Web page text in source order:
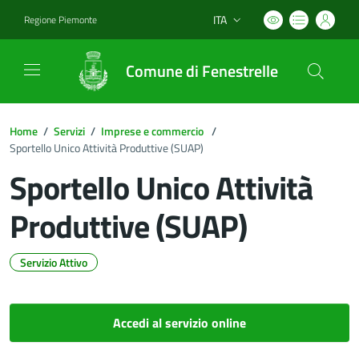
Regione Piemonte Lingua attiva:
ITA
Comune di Fenestrelle
Home / Servizi / Imprese e commercio /
Sportello Unico Attività Produttive (SUAP)
Sportello Unico Attività
Produttive (SUAP)
Servizio Attivo
Accedi al servizio online